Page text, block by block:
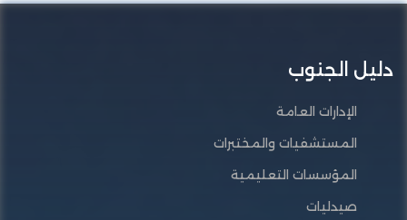
دليل الجنوب
الإدارات العامة
المستشفيات والمختبرات
المؤسسات التعليمية
صيدليات